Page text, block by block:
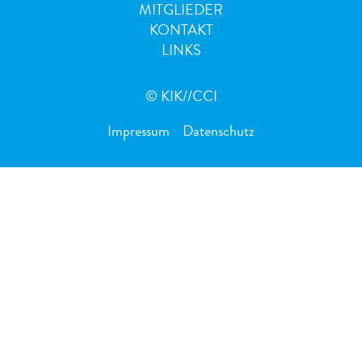
MITGLIEDER
KONTAKT
LINKS
© KIK//CCI
Impressum Datenschutz